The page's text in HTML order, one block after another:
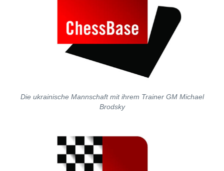
Die ukrainische Mannschaft mit ihrem Trainer GM Michael
Brodsky